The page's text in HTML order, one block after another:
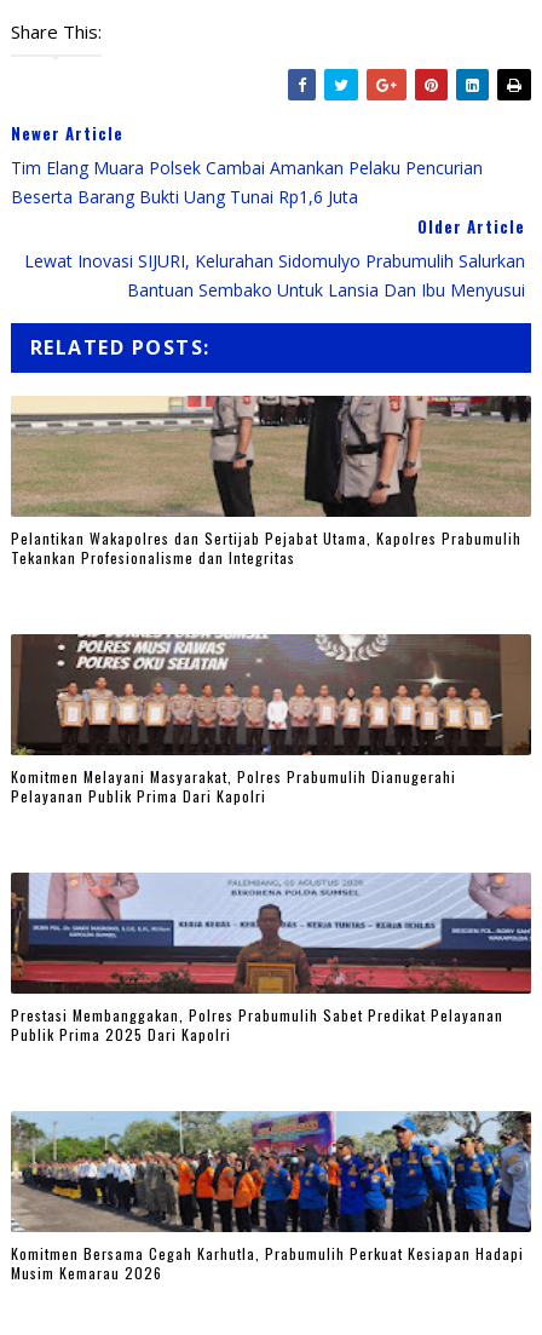
Share This:
Newer Article
Tim Elang Muara Polsek Cambai Amankan Pelaku Pencurian
Beserta Barang Bukti Uang Tunai Rp1,6 Juta
Older Article
Lewat Inovasi SIJURI, Kelurahan Sidomulyo Prabumulih Salurkan
Bantuan Sembako Untuk Lansia Dan Ibu Menyusui
RELATED POSTS:
Pelantikan Wakapolres dan Sertijab Pejabat Utama, Kapolres Prabumulih
Tekankan Profesionalisme dan Integritas
Komitmen Melayani Masyarakat, Polres Prabumulih Dianugerahi
Pelayanan Publik Prima Dari Kapolri
Prestasi Membanggakan, Polres Prabumulih Sabet Predikat Pelayanan
Publik Prima 2025 Dari Kapolri
Komitmen Bersama Cegah Karhutla, Prabumulih Perkuat Kesiapan Hadapi
Musim Kemarau 2026